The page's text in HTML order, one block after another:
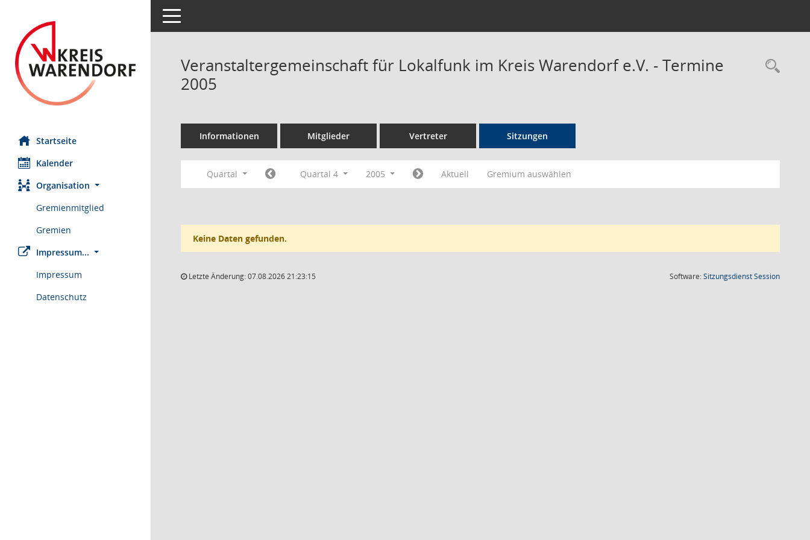
Startseite
Kalender
Organisation
Gremienmitglied
Gremien
Impressum...
Impressum
Datenschutz
Toggle navigation
Veranstaltergemeinschaft für Lokalfunk im Kreis Warendorf e.V. - Termine
2005
Informationen Mitglieder Vertreter Sitzungen
Quartal Quartal 4 2005 Aktuell Gremium auswählen
Keine Daten gefunden.
Letzte Änderung: 07.08.2026 21:23:15 Software:SitzungsdienstSession(Wird in